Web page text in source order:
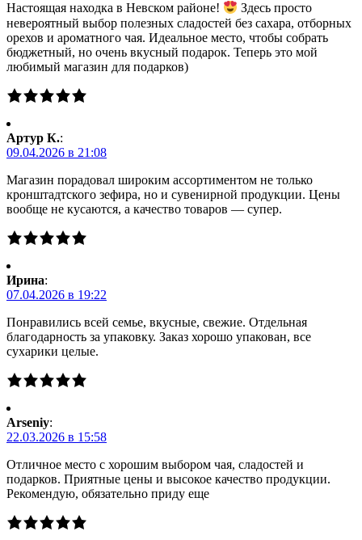
Настоящая находка в Невском районе!
Здесь просто
невероятный выбор полезных сладостей без сахара, отборных
орехов и ароматного чая. Идеальное место, чтобы собрать
бюджетный, но очень вкусный подарок. Теперь это мой
любимый магазин для подарков)
Артур К.:
09.04.2026 в 21:08
Магазин порадовал широким ассортиментом не только
кронштадтского зефира, но и сувенирной продукции. Цены
вообще не кусаются, а качество товаров — супер.
Ирина:
07.04.2026 в 19:22
Понравились всей семье, вкусные, свежие. Отдельная
благодарность за упаковку. Заказ хорошо упакован, все
сухарики целые.
Arseniy:
22.03.2026 в 15:58
Отличное место с хорошим выбором чая, сладостей и
подарков. Приятные цены и высокое качество продукции.
Рекомендую, обязательно приду еще